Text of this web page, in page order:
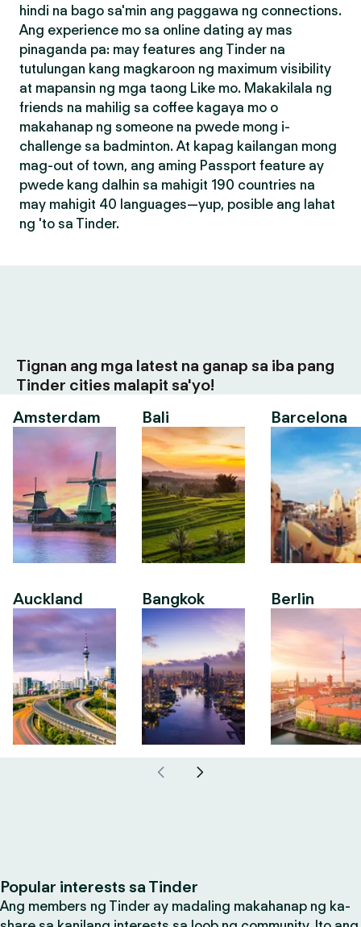
hindi na bago sa'min ang paggawa ng connections.
Ang experience mo sa online dating ay mas
pinaganda pa: may features ang Tinder na
tutulungan kang magkaroon ng maximum visibility
at mapansin ng mga taong Like mo. Makakilala ng
friends na mahilig sa coffee kagaya mo o
makahanap ng someone na pwede mong i-
challenge sa badminton. At kapag kailangan mong
mag-out of town, ang aming Passport feature ay
pwede kang dalhin sa mahigit 190 countries na
may mahigit 40 languages—yup, posible ang lahat
ng 'to sa Tinder.
Tignan ang mga latest na ganap sa iba pang
Tinder cities malapit sa'yo!
Amsterdam
Auckland
Bali
Bangkok
Barcelona
Berlin
Popular interests sa Tinder
Ang members ng Tinder ay madaling makahanap ng ka-